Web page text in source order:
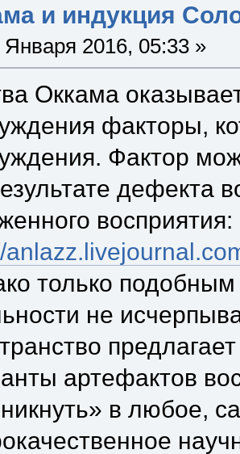
и индукция
Января 2016, 05:33 »
Оккама
факторы,
Фактор
дефекта
восприятия:
только
не
артефактов
в любое,